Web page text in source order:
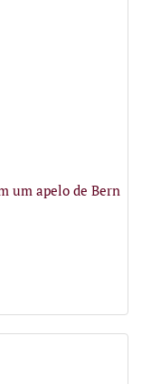
um apelo de Bern